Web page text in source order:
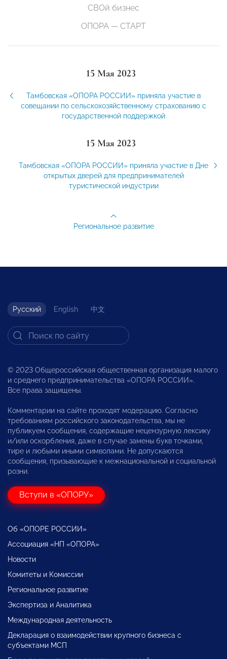
СВОй бизнес
ОПОРА — СТАРТ
15 Мая 2023
Тамбовская «ОПОРА РОССИИ» приняла участие в
совещании по сельскохозяйственному страхованию с
государственной поддержкой
15 Мая 2023
Тамбовская «ОПОРА РОССИИ» приняла участие в Дне
открытых дверей для предпринимателей
туристической индустрии
Региональное развитие
Русский English 中文
© 2023 Общероссийская общественная организация малого
и среднего предпринимательства «ОПОРА РОССИИ».
Все права защищены.
Комментарии на сайте проходят модерацию. Согласно
требованиям российского законодательства, мы не
публикуем сообщения, содержащие нецензурную лексику
и/или оскорбления, даже в случае замены букв точками,
тире и любыми иными символами. Не допускаются
сообщения, призывающие к межнациональной и социальной
розни.
Вступи в «ОПОРУ»
Об «ОПОРЕ РОССИИ»
Ассоциация «НП «ОПОРА»
Новости
Комитеты и Комиссии
Региональное развитие
Экспертиза и Аналитика
Международная деятельность
Декларация о взаимодействии крупного бизнеса с
субъектами МСП